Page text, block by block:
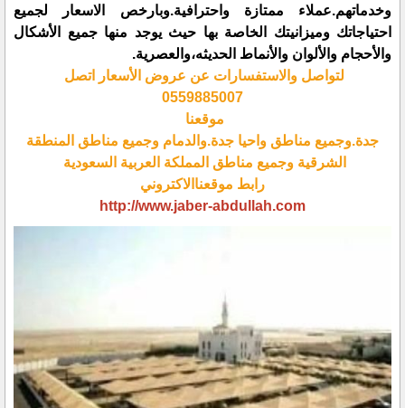
وخدماتهم.عملاء ممتازة واحترافية.وبارخص الاسعار لجميع
احتياجاتك وميزانيتك الخاصة بها حيث يوجد منها جميع الأشكال
والأحجام والألوان والأنماط الحديثه،والعصرية.
لتواصل والاستفسارات عن عروض الأسعار اتصل
0559885007
موقعنا
جدة.وجميع مناطق واحيا جدة.والدمام وجميع مناطق المنطقة
الشرقية وجميع مناطق المملكة العربية السعودية
رابط موقعناالاكتروني
http://www.jaber-abdullah.com